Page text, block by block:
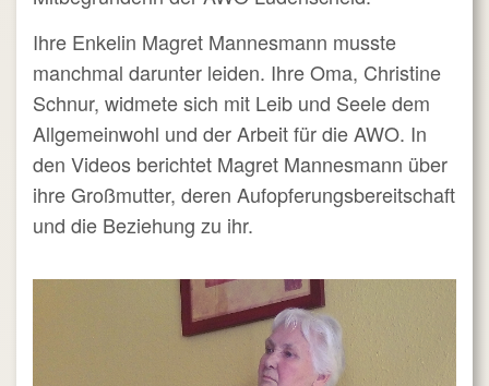
Ihre Enkelin Magret Mannesmann musste
manchmal darunter leiden. Ihre Oma, Christine
Schnur, widmete sich mit Leib und Seele dem
Allgemeinwohl und der Arbeit für die AWO. In
den Videos berichtet Magret Mannesmann über
ihre Großmutter, deren Aufopferungsbereitschaft
und die Beziehung zu ihr.